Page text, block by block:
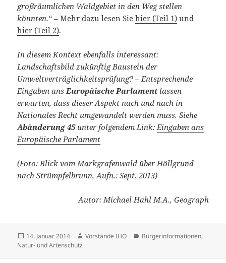
großräumlichen Waldgebiet in den Weg stellen
könnten.“ –Mehr dazu lesen Siehier (Teil 1) und
hier (Teil 2).
In diesem Kontext ebenfalls interessant:
Landschaftsbild zukünftig Baustein der
Umweltverträglichkeitsprüfung? – Entsprechende
Eingaben ansEuropäische Parlamentlassen
erwarten, dass dieser Aspekt nach und nach in
Nationales Recht umgewandelt werden muss. Siehe
Abänderung 45unter folgendem Link:Eingaben ans
Europäische Parlament
(Foto: Blick vom Markgrafenwald über Höllgrund
nach Strümpfelbrunn, Aufn.: Sept. 2013)
Autor: Michael Hahl M.A., Geograph
Veröffentlicht
am
14. Januar 2014 Autor
Vorstände IHO Kategorien
Bürgerinformationen,
Natur- und Artenschutz